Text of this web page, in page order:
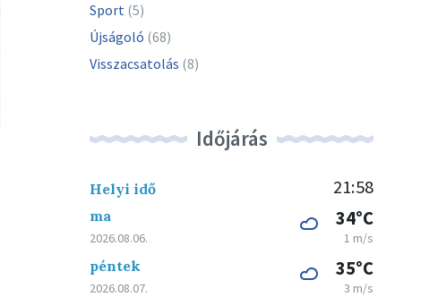
Sport (5)
Újságoló (68)
Visszacsatolás (8)
Időjárás
Helyi idő 21:58
ma
2026.08.06.
34°C
1 m/s
péntek
2026.08.07.
35°C
3 m/s